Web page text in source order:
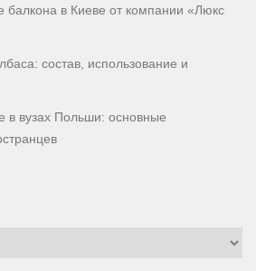
балкона в Киеве от компании «Люкс
состав, использование и
в вузах Польши: основные